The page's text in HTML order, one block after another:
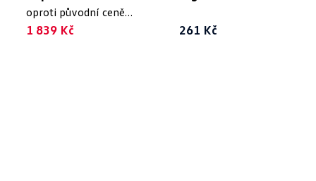
oproti původní ceně
2 299 Kč
1 839 Kč 261 Kč